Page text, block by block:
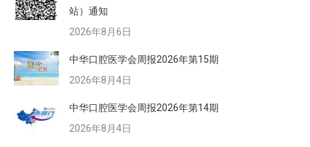
站）通知
2026年8月6日
中华口腔医学会周报2026年第15期
2026年8月4日
中华口腔医学会周报2026年第14期
2026年8月4日